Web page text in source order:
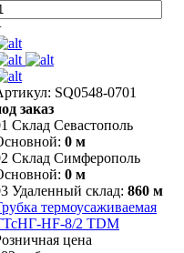
SQ0548-0701
заказ
Склад Севастополь
0 м
Склад Симферополь
0 м
Удаленный склад: 860 м
термоусаживаемая
HF-8/2 TDM
цена